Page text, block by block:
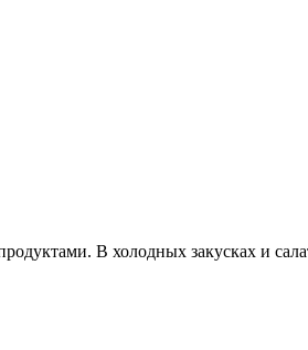
В холодных закусках и